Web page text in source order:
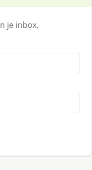
je inbox.